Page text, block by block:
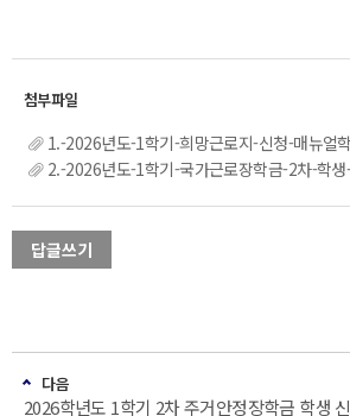
1.-2026년도-1학기-희망근로지-신청-매뉴얼
2.-2026년도-1학기-국가근로장학금-2차-학
답글쓰기
다음
2026학년도 1학기 2차 주거안정장학금 학생